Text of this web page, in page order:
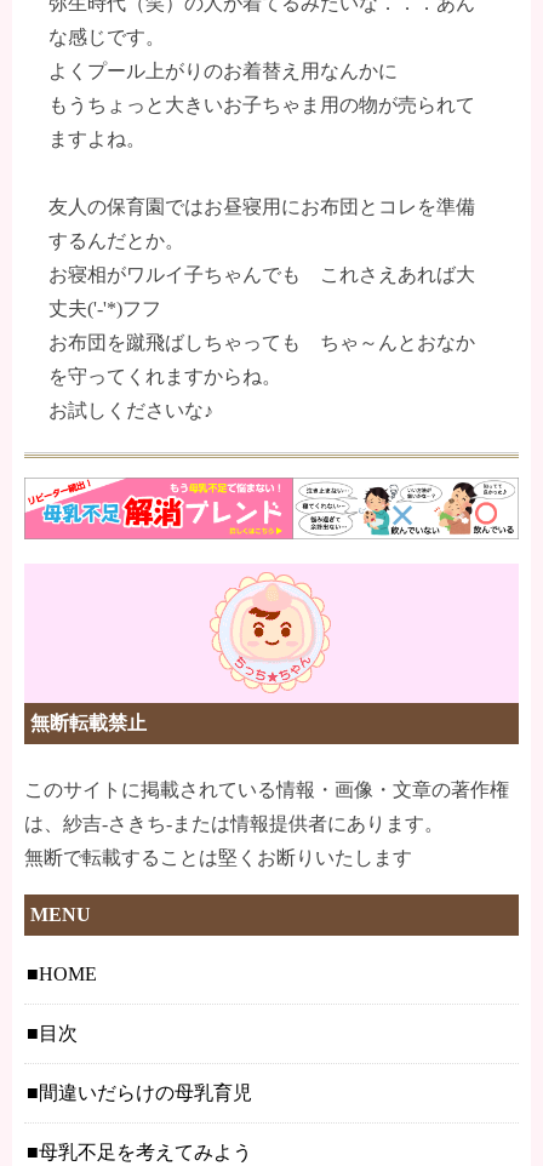
な感じです。
よくプール上がりのお着替え用なんかに
もうちょっと大きいお子ちゃま用の物が売られて
ますよね。
友人の保育園ではお昼寝用にお布団とコレを準備
するんだとか。
お寝相がワルイ子ちゃんでも これさえあれば大
丈夫('-'*)フフ
お布団を蹴飛ばしちゃっても ちゃ～んとおなか
を守ってくれますからね。
お試しくださいな♪
無断転載禁止
このサイトに掲載されている情報・画像・文章の著作権
は、紗吉-さきち-または情報提供者にあります。
無断で転載することは堅くお断りいたします
MENU
HOME
目次
間違いだらけの母乳育児
母乳不足を考えてみよう